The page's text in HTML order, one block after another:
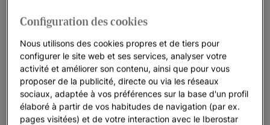
Configuration des cookies
Nous utilisons des cookies propres et de tiers pour
configurer le site web et ses services, analyser votre
activité et améliorer son contenu, ainsi que pour vous
proposer de la publicité, directe ou via les réseaux
sociaux, adaptée à vos préférences sur la base d'un profil
élaboré à partir de vos habitudes de navigation (par ex.
pages visitées) et de votre interaction avec le Iberostar